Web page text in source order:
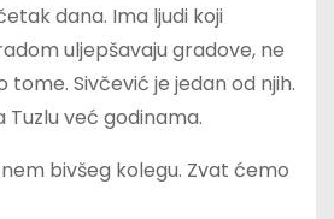
dana. Ima ljudi koji
uljepšavaju gradove, ne
Sivčević je jedan od njih.
Tuzlu već godinama.
bivšeg kolegu. Zvat ćemo